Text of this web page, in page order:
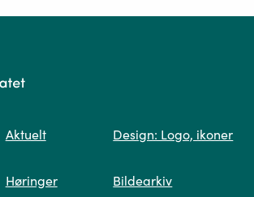
Aktuelt
Høringer
Design: Logo, ikoner
Bildearkiv